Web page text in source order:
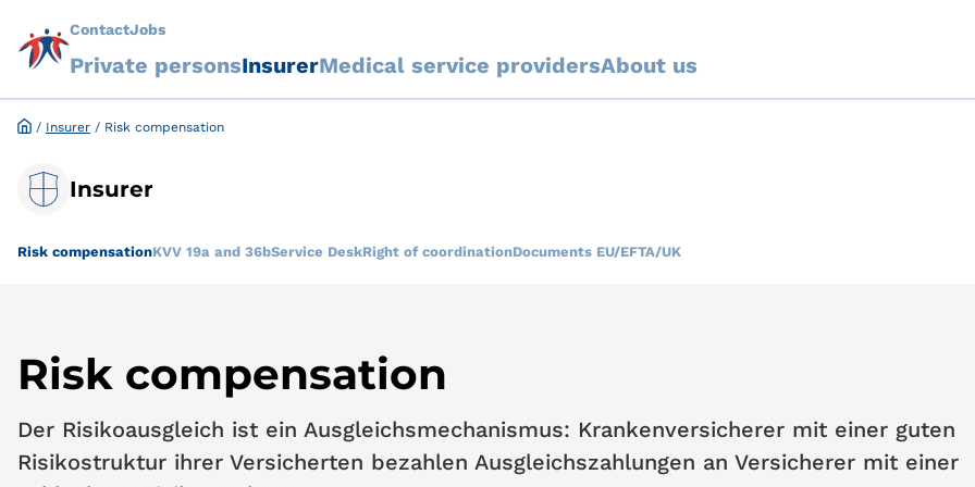
ContactJobs
Private personsInsurerMedical service providersAbout us
/ Insurer / Risk compensation
Insurer
Risk compensationKVV 19a and 36bService DeskRight of coordinationDocuments EU/EFTA/UK
Risk compensation
Der Risikoausgleich ist ein Ausgleichsmechanismus: Krankenversicherer mit einer guten
Risikostruktur ihrer Versicherten bezahlen Ausgleichszahlungen an Versicherer mit einer